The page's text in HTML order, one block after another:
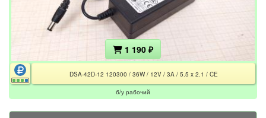
1 190 ₽
DSA-42D-12 120300 / 36W / 12V / 3A / 5.5 x 2.1 / CE
б/у рабочий